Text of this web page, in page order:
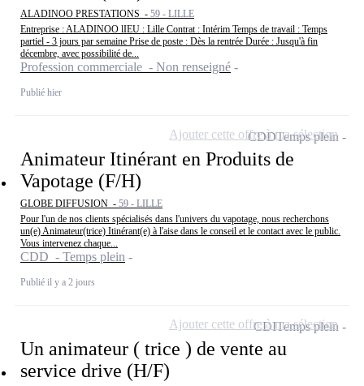
ALADINOO PRESTATIONS - 59 - LILLE
Entreprise : ALADINOO lIEU : Lille Contrat : Intérim Temps de travail : Temps
partiel - 3 jours par semaine Prise de poste : Dès la rentrée Durée : Jusqu'à fin
décembre, avec possibilité de...
Profession commerciale - Non renseigné
Publié hier
Animateur Itinérant en Produits de
Vapotage (F/H)
GLOBE DIFFUSION - 59 - LILLE
Pour l'un de nos clients spécialisés dans l'univers du vapotage, nous recherchons
un(e) Animateur(trice) Itinérant(e) à l'aise dans le conseil et le contact avec le public.
Vous intervenez chaque...
CDD - Temps plein
Publié il y a 2 jours
CDDTemps plein
Ajouter cette offre à ma sélection
Un animateur ( trice ) de vente au
service drive (H/F)
CDITemps plein
Ajouter cette offre à ma sélection